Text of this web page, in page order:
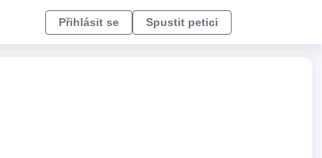
Přihlásit se Spustit petici